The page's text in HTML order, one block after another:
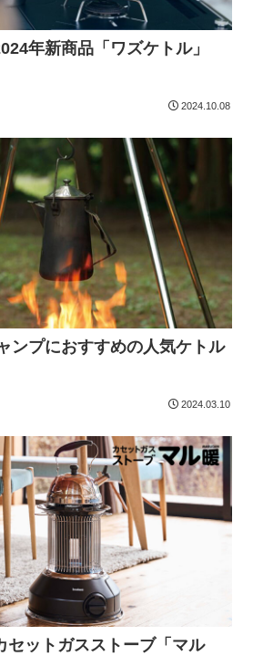
年新商品「ワズケトル」
2024.10.08
ンプにおすすめの人気ケトル
2024.03.10
セットガスストーブ「マル